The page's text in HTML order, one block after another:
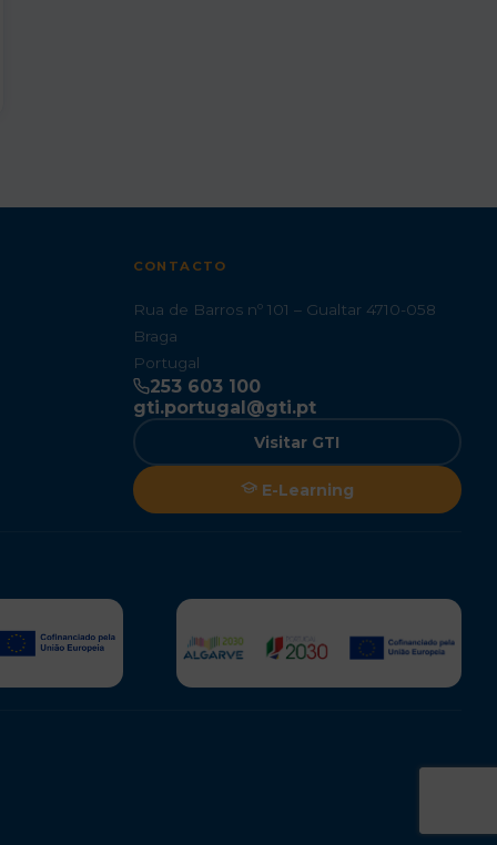
CONTACTO
Rua de Barros nº 101 – Gualtar 4710-058
Braga
Portugal
253 603 100
gti.portugal@gti.pt
Visitar GTI
E-Learning